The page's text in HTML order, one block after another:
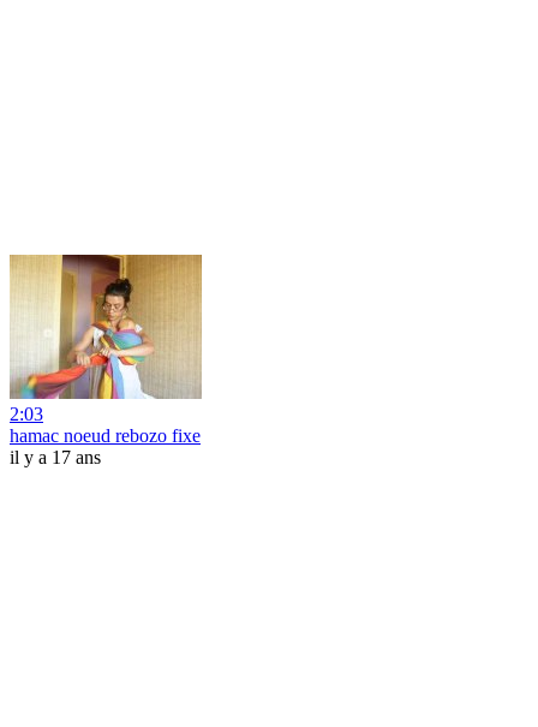
2:03
hamac noeud rebozo fixe
il y a 17 ans